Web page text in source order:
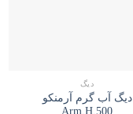
دیگ
دیگ آب گرم آرمنکو
Arm.H.500